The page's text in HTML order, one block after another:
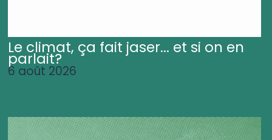
Le climat, ça fait jaser... et si on en
parlait?
6 août 2026